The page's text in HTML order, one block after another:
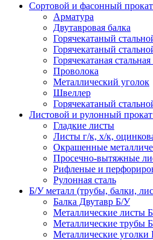
Сортовой и фасонный прокат
Арматура
Двутавровая балка
Горячекатаный
Горячекатаный
Горячекатаная
Проволока
Металлический уголок
Швеллер
Горячекатаный
Листовой и рулонный прокат
Гладкие листы
Листы г/к, х/к,
Окрашенные
Просечно-вытяжные
Рифленые и
Рулонная сталь
Б/У металл (трубы, балки,
Балка Двутавр Б/У
Металлические листы
Металлические трубы
Металлические уголки